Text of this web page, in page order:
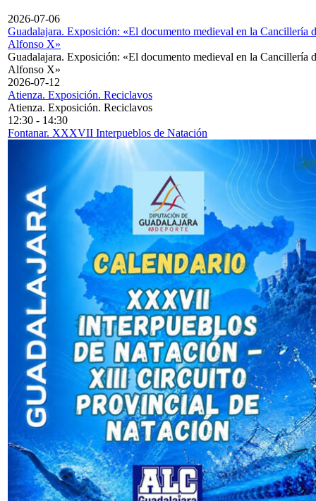
2026-07-06
Guadalajara. Exposición: «El documento medieval en la Cancillería
Alfonso X»
Guadalajara. Exposición: «El documento medieval en la Cancillería
Alfonso X»
2026-07-12
Atienza. Exposición. Reciclavos
Atienza. Exposición. Reciclavos
12:30 - 14:30
Fontanar. XXXVII Interpueblos de Natación